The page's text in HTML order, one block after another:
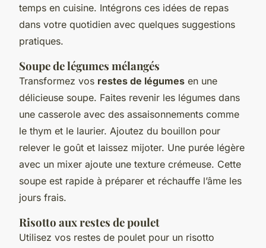
temps en cuisine. Intégrons ces idées de repas
dans votre quotidien avec quelques suggestions
pratiques.
Soupe de légumes mélangés
Transformez vos restes de légumes en une
délicieuse soupe. Faites revenir les légumes dans
une casserole avec des assaisonnements comme
le thym et le laurier. Ajoutez du bouillon pour
relever le goût et laissez mijoter. Une purée légère
avec un mixer ajoute une texture crémeuse. Cette
soupe est rapide à préparer et réchauffe l’âme les
jours frais.
Risotto aux restes de poulet
Utilisez vos restes de poulet pour un risotto